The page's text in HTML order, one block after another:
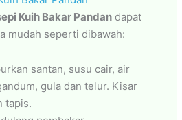
Kuih Bakar Pandan dapat
mudah seperti dibawah:
santan, susu cair, air
gula dan telur. Kisar
tapis.